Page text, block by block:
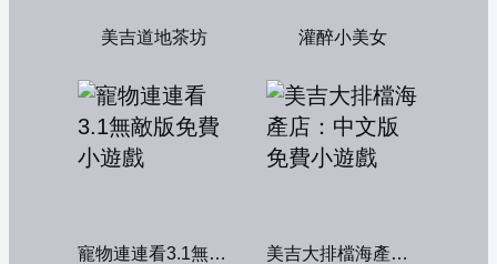
美吉道地茶坊 灌醉小美女
寵物連連看3.1無敵版 美吉大排檔海產店：中文版